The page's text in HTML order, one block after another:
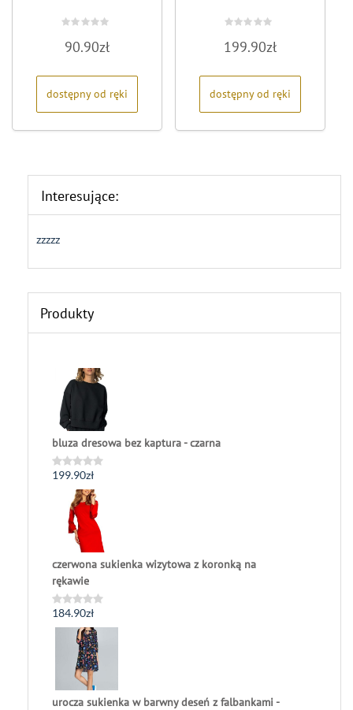
0
na
90.90zł
dostępny od ręki
0
na
199.90zł
dostępny od ręki
Interesujące:
zzzzz
Produkty
bluza dresowa bez kaptura - czarna
Oceniono
199.90zł
czerwona sukienka wizytowa z koronką na
rękawie
Oceniono
0
184.90zł
urocza sukienka w barwny deseń z falbankami -